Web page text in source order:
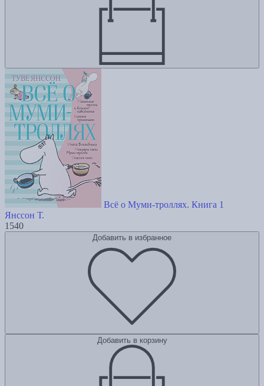
Всё о Муми-троллях. Книга 1
Янссон Т.
1540
Добавить в избранное
Добавить в корзину